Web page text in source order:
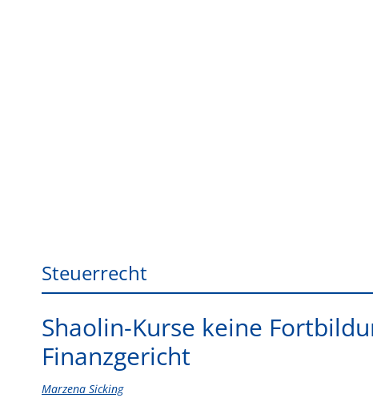
Steuerrecht
Shaolin-Kurse keine
Finanzgericht
Marzena Sicking